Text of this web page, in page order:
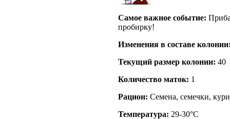
Самое важное событие:
пробирку!
Изменения в составе
Текущий размер кoлонии: 40
Количество маток: 1
Рацион: Семена, семечки,
Температура: 29-30°C